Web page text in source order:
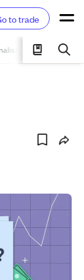
to trade
Pelajari